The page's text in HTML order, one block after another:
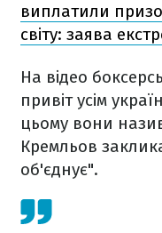
виплатили
світу: заява
На відео
привіт усім
цьому вони
Кремльов
об'єднує".